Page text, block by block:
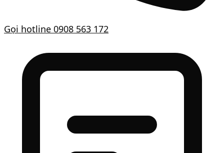
Gọi hotline 0908 563 172